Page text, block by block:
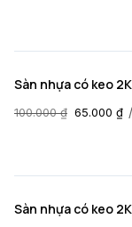
Sàn nhựa có keo
100.000₫ 65.000 ₫
Sàn nhựa có keo